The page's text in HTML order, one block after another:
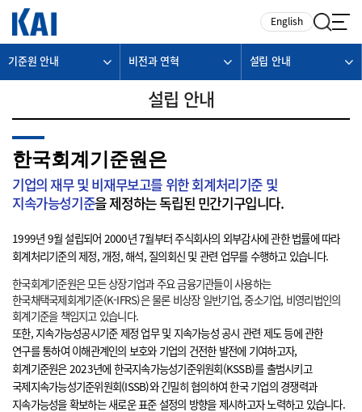
English
기준원 안내 비전과 연혁 설립 안내
설립 안내
한국회계기준원은
기업의 재무 및 비재무보고를 위한 회계처리기준 및
지속가능성기준을 제정하는 독립된 민간기구입니다.
1999년 9월 설립되어 2000년 7월부터 주식회사의 외부감사에 관한 법률에 따라
회계처리기준의 제정, 개정, 해석, 질의회신 및 관련 업무를 수행하고 있습니다.
한국회계기준원은 모든 상장기업과 주요 금융기관들이 사용하는
한국채택국제회계기준(K-IFRS)은 물론 비상장 일반기업, 중소기업, 비영리법인의
회계기준을 책임지고 있습니다.
또한, 지속가능성공시기준 제정 업무 및 지속가능성 공시 관련 제도 등에 관한
연구를 통하여 이해관계인의 보호와 기업의 건전한 발전에 기여하고자,
회계기준원은 2023년에 한국지속가능성기준위원회(KSSB)를 출범시키고
국제지속가능성기준위원회(ISSB)와 긴밀히 협의하여 한국 기업의 경쟁력과
지속가능성을 확보하는 새로운 표준 설정의 방향을 제시하고자 노력하고 있습니다.